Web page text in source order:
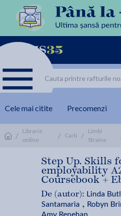
Cele mai citite Precomenzi
/ Librarie
online
/ Carti / Limbi
Straine
Step Up. Skills
employability
Coursebook +
De (autor): Linda
Santamaria , Robyn
Amy Renehan